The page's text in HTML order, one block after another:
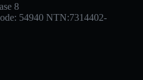
8
54940 NTN:7314402-